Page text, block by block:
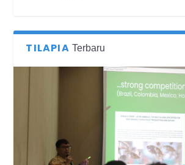
TILAPIA Terbaru